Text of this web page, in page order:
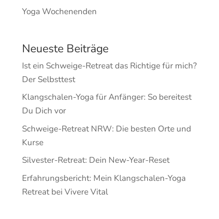
Yoga Wochenenden
Neueste Beiträge
Ist ein Schweige-Retreat das Richtige für mich?
Der Selbsttest
Klangschalen-Yoga für Anfänger: So bereitest
Du Dich vor
Schweige-Retreat NRW: Die besten Orte und
Kurse
Silvester-Retreat: Dein New-Year-Reset
Erfahrungsbericht: Mein Klangschalen-Yoga
Retreat bei Vivere Vital